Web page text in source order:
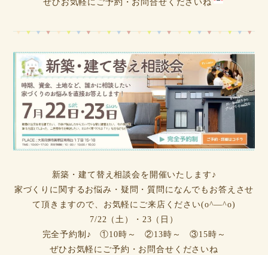
ぜひお気軽にご予約・お問合せくださいね
新築・建て替え相談会を開催いたします♪
家づくりに関するお悩み・疑問・質問になんでもお答えさせ
て頂きますので、お気軽にご来店ください(o^―^o)
7/22（土）・23（日）
完全予約制♪ ①10時～ ②13時～ ③15時～
ぜひお気軽にご予約・お問合せくださいね